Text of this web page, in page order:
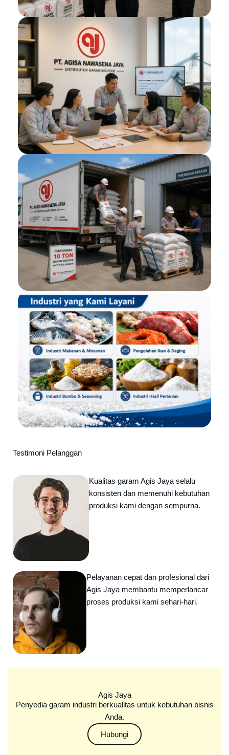
Testimoni Pelanggan
Kualitas garam Agis Jaya selalu
konsisten dan memenuhi kebutuhan
produksi kami dengan sempurna.
Pelayanan cepat dan profesional dari
Agis Jaya membantu memperlancar
proses produksi kami sehari-hari.
Agis Jaya
Penyedia garam industri berkualitas untuk kebutuhan bisnis
Anda.
Hubungi